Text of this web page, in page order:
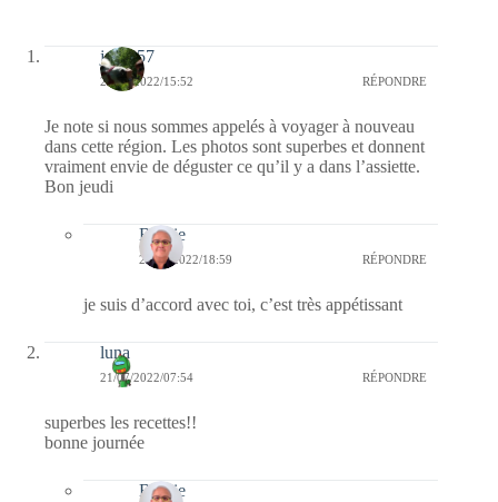
jazzy57
21/07/2022/15:52 RÉPONDRE
Je note si nous sommes appelés à voyager à nouveau
dans cette région. Les photos sont superbes et donnent
vraiment envie de déguster ce qu’il y a dans l’assiette.
Bon jeudi
Bernie
21/07/2022/18:59 RÉPONDRE
je suis d’accord avec toi, c’est très appétissant
luna
21/07/2022/07:54 RÉPONDRE
superbes les recettes!!
bonne journée
Bernie